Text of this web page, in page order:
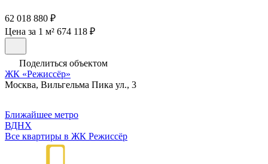
62 018 880 ₽
Цена за 1 м² 674 118 ₽
Поделиться объектом
ЖК «Режиссёр»
Москва, Вильгельма Пика ул., 3
Ближайшее метро
ВДНХ
Все квартиры в ЖК Режиссёр